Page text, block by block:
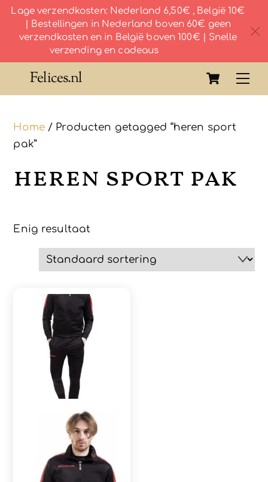
Lage verzendkosten: Nederland 6,50€ , België 10€
| Bestellingen in Nederland boven 60€ geen
verzendkosten en in België boven 100€ | Snelle
verzending en cadeaus
c
Cart
Felices.nl
Home/ Producten getagged “heren sport
pak”
heren sport pak
Enig resultaat